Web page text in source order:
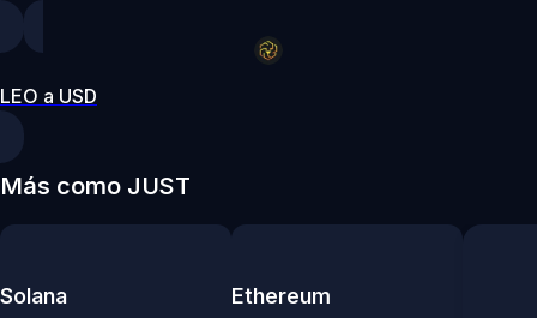
LEO a USD
Más como JUST
Solana Ethereum